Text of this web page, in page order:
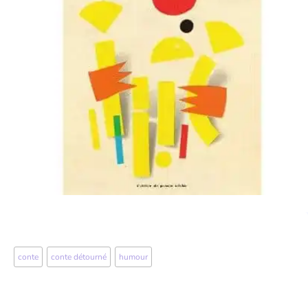
conte conte détourné humour